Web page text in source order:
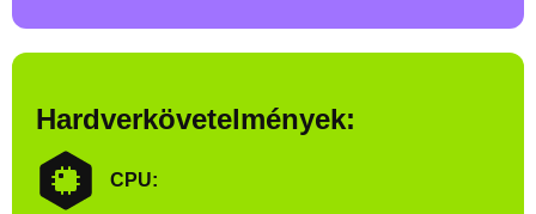
Hardverkövetelmények:
CPU: